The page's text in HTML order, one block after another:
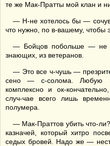
те же Мак-Пратты мой клан и
— Н-не хотелось бы —
что нужно, по в-вашему, чтобы
— Бойцов побольше — не
знающих, из ветеранов.
— Это все ч-чушь —
сено — с-солома. Любую
комплексно и ок-
случ-чае всего лишь
полумера.
— Мак-Праттов убить что-
казначей, который хитро
седых бровей. Надо же —